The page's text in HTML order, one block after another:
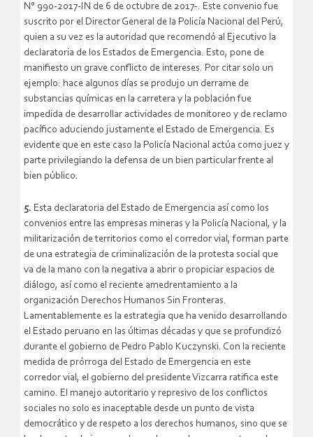
N° 990-2017-IN de 6 de octubre de 2017-. Este convenio fue
suscrito por el Director General de la Policía Nacional del Perú,
quien a su vez es la autoridad que recomendó al Ejecutivo la
declaratoria de los Estados de Emergencia. Esto, pone de
manifiesto un grave conflicto de intereses. Por citar solo un
ejemplo: hace algunos días se produjo un derrame de
substancias químicas en la carretera y la población fue
impedida de desarrollar actividades de monitoreo y de reclamo
pacífico aduciendo justamente el Estado de Emergencia. Es
evidente que en este caso la Policía Nacional actúa como juez y
parte privilegiando la defensa de un bien particular frente al
bien público.
5. Esta declaratoria del Estado de Emergencia así como los
convenios entre las empresas mineras y la Policía Nacional, y la
militarización de territorios como el corredor vial, forman parte
de una estrategia de criminalización de la protesta social que
va de la mano con la negativa a abrir o propiciar espacios de
diálogo, así como el reciente amedrentamiento a la
organización Derechos Humanos Sin Fronteras.
Lamentablemente es la estrategia que ha venido desarrollando
el Estado peruano en las últimas décadas y que se profundizó
durante el gobierno de Pedro Pablo Kuczynski. Con la reciente
medida de prórroga del Estado de Emergencia en este
corredor vial, el gobierno del presidente Vizcarra ratifica este
camino. El manejo autoritario y represivo de los conflictos
sociales no solo es inaceptable desde un punto de vista
democrático y de respeto a los derechos humanos, sino que se